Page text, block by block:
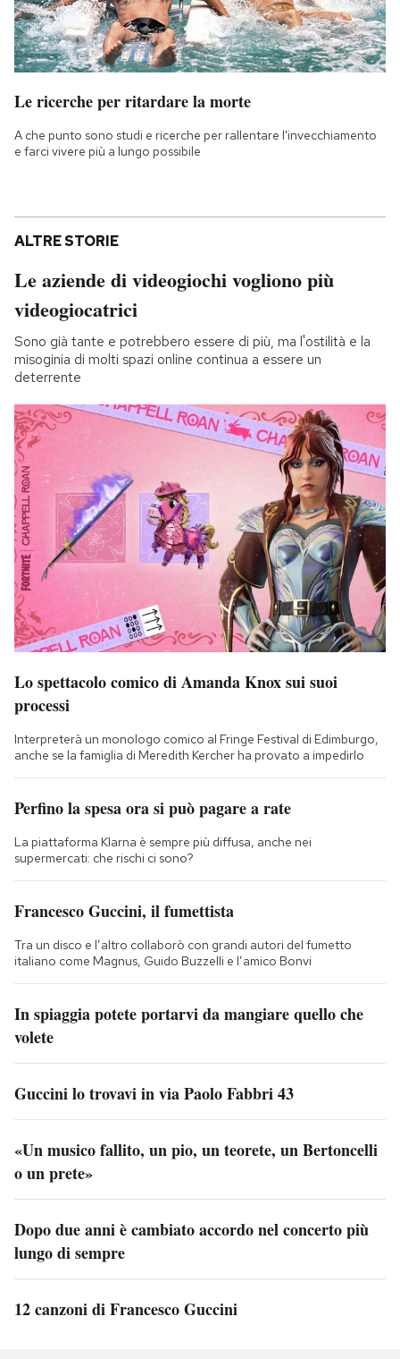
Le ricerche per ritardare la morte
A che punto sono studi e ricerche per rallentare l'invecchiamento
e farci vivere più a lungo possibile
ALTRE STORIE
Le aziende di videogiochi vogliono più
videogiocatrici
Sono già tante e potrebbero essere di più, ma l'ostilità e la
misoginia di molti spazi online continua a essere un
deterrente
Lo spettacolo comico di Amanda Knox sui suoi
processi
Interpreterà un monologo comico al Fringe Festival di Edimburgo,
anche se la famiglia di Meredith Kercher ha provato a impedirlo
Perfino la spesa ora si può pagare a rate
La piattaforma Klarna è sempre più diffusa, anche nei
supermercati: che rischi ci sono?
Francesco Guccini, il fumettista
Tra un disco e l’altro collaborò con grandi autori del fumetto
italiano come Magnus, Guido Buzzelli e l’amico Bonvi
In spiaggia potete portarvi da mangiare quello che
volete
Guccini lo trovavi in via Paolo Fabbri 43
«Un musico fallito, un pio, un teorete, un Bertoncelli
o un prete»
Dopo due anni è cambiato accordo nel concerto più
lungo di sempre
12 canzoni di Francesco Guccini